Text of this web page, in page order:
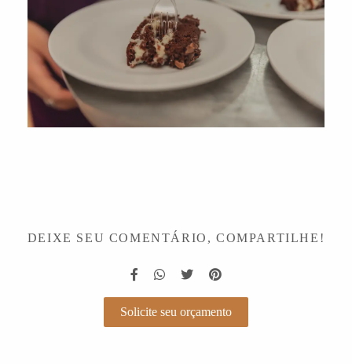
DEIXE SEU COMENTÁRIO, COMPARTILHE!
Solicite seu orçamento